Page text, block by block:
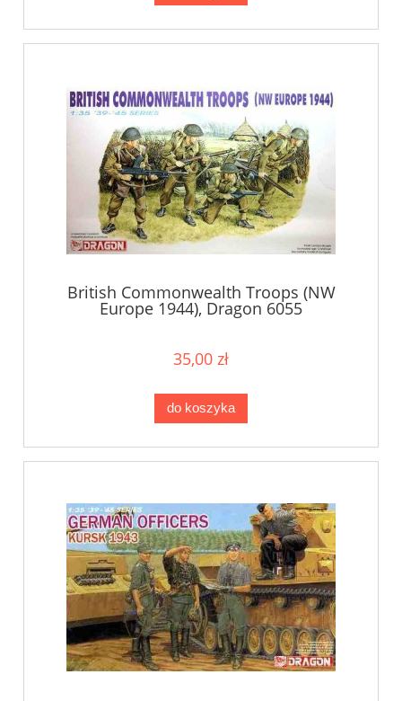
British Commonwealth Troops (NW
Europe 1944), Dragon 6055
35,00 zł
do koszyka